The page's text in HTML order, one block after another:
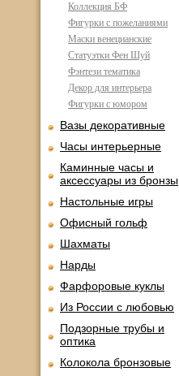
Коллекция БФ
Фигурки с пожеланиями
Маски венецианские
Статуэтки Фен Шуй
Фэнтези тематика
Декор для интерьера
Фигурки с юмором
Вазы декоративные
Часы интерьерные
Каминные часы и
аксессуары из бронзы
Настольные игры
Офисный гольф
Шахматы
Нарды
Фарфоровые куклы
Из России с любовью
Подзорные трубы и
оптика
Колокола бронзовые